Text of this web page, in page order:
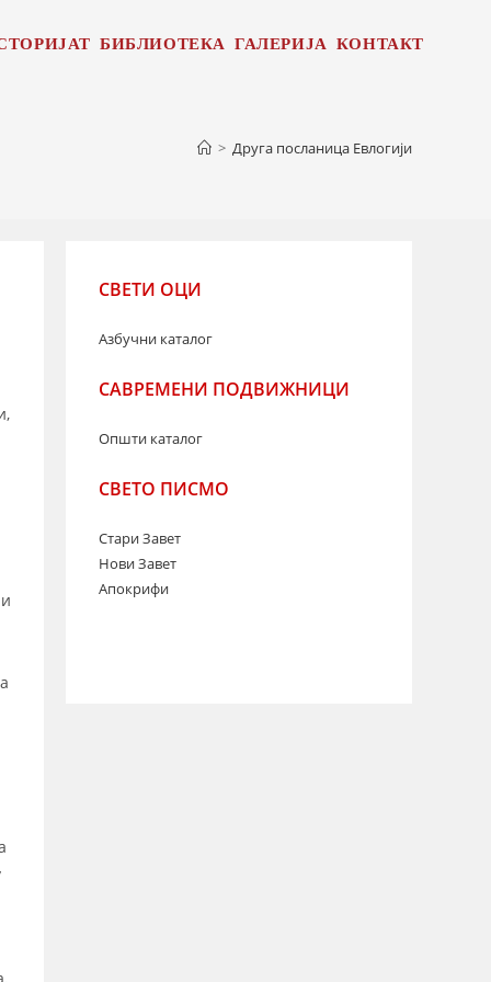
БИБЛИОТЕКА ГАЛЕРИЈА КОНТАКТ
> Друга посланица Евлогији
СВЕТИ ОЦИ
Азбучни каталог
САВРЕМЕНИ ПОДВИЖНИЦИ
Општи каталог
СВЕТО ПИСМО
Стари Завет
Нови Завет
Апокрифи